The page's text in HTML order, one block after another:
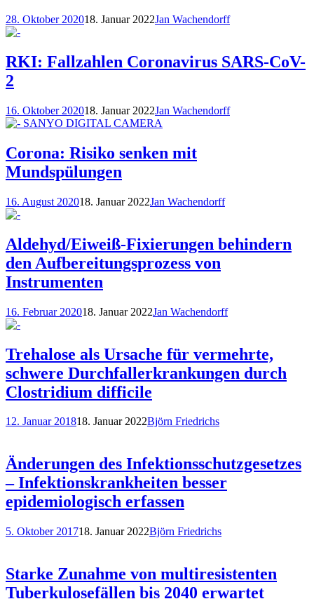
28. Oktober 202018. Januar 2022Jan Wachendorff
RKI: Fallzahlen Coronavirus SARS-CoV-
2
16. Oktober 202018. Januar 2022Jan Wachendorff
Corona: Risiko senken mit
Mundspülungen
16. August 202018. Januar 2022Jan Wachendorff
Aldehyd/Eiweiß-Fixierungen behindern
den Aufbereitungsprozess von
Instrumenten
16. Februar 202018. Januar 2022Jan Wachendorff
Trehalose als Ursache für vermehrte,
schwere Durchfallerkrankungen durch
Clostridium difficile
12. Januar 201818. Januar 2022Björn Friedrichs
Änderungen des Infektionsschutzgesetzes
– Infektionskrankheiten besser
epidemiologisch erfassen
5. Oktober 201718. Januar 2022Björn Friedrichs
Starke Zunahme von multiresistenten
Tuberkulosefällen bis 2040 erwartet